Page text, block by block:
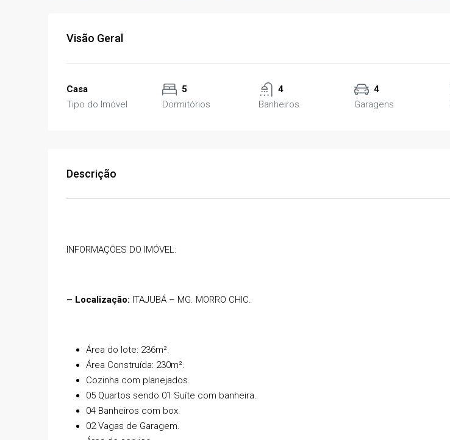
Visão Geral
Casa
Tipo do Imóvel
5
Dormitórios
4
Banheiros
4
Garagens
Descrição
INFORMAÇÕES DO IMÓVEL:
– Localização: ITAJUBÁ – MG. MORRO CHIC.
Área do lote: 236m².
Área Construída: 230m².
Cozinha com planejados.
05 Quartos sendo 01 Suíte com banheira.
04 Banheiros com box.
02 Vagas de Garagem.
R$1.200.000,00
PISCINA, 03 QUARTOS, 03 BANHEIROS,
08 GARAGENS, CHURRASQUEIRA